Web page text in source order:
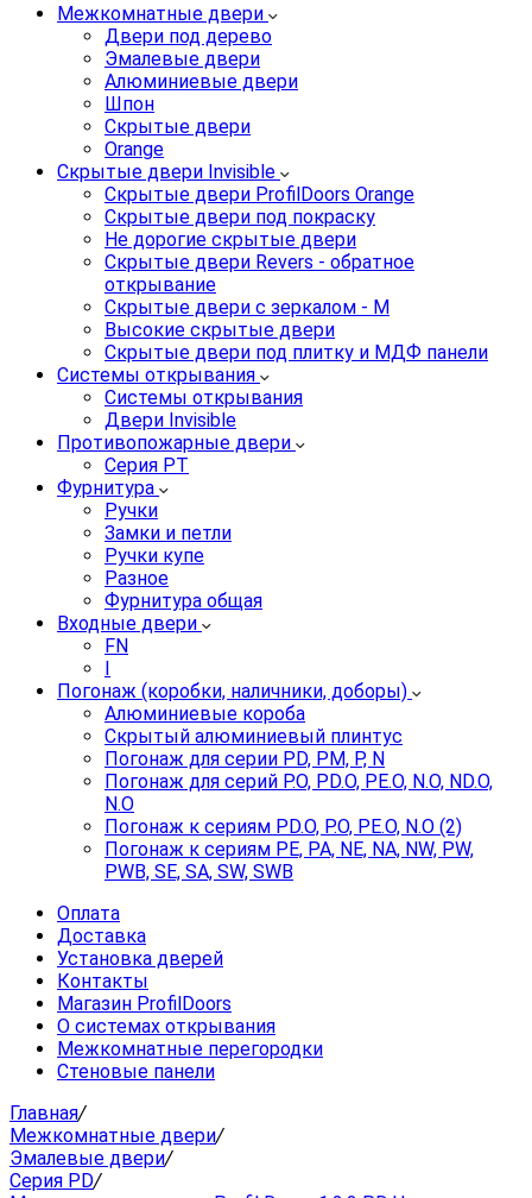
Межкомнатные двери
Двери под дерево
Эмалевые двери
Алюминиевые двери
Шпон
Скрытые двери
Orange
Скрытые двери Invisible
Скрытые двери ProfilDoors Orange
Скрытые двери под покраску
Не дорогие скрытые двери
Скрытые двери Revers - обратное
открывание
Скрытые двери с зеркалом - M
Высокие скрытые двери
Скрытые двери под плитку и МДФ панели
Системы открывания
Системы открывания
Двери Invisible
Противопожарные двери
Серия PT
Фурнитура
Ручки
Замки и петли
Ручки купе
Разное
Фурнитура общая
Входные двери
FN
I
Погонаж (коробки, наличники, доборы)
Алюминиевые короба
Скрытый алюминиевый плинтус
Погонаж для серии PD, PM, P, N
Погонаж для серий P.O, PD.O, PE.O, N.O, ND.O,
N.O
Погонаж к сериям PD.O, P.O, PE.O, N.O (2)
Погонаж к сериям PE, PA, NE, NA, NW, PW,
PWB, SE, SA, SW, SWB
Оплата
Доставка
Установка дверей
Контакты
Магазин ProfilDoors
О системах открывания
Межкомнатные перегородки
Стеновые панели
Главная/
Межкомнатные двери/
Эмалевые двери/
Серия PD/